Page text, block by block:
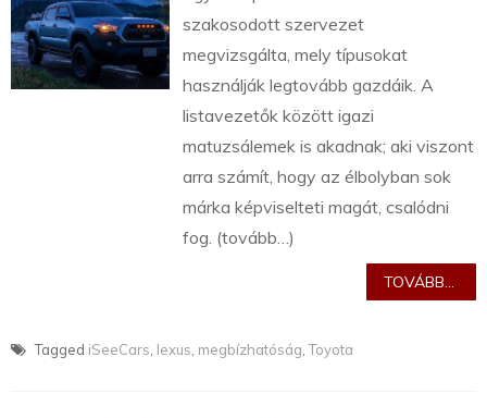
szakosodott szervezet
megvizsgálta, mely típusokat
használják legtovább gazdáik. A
listavezetők között igazi
matuzsálemek is akadnak; aki viszont
arra számít, hogy az élbolyban sok
márka képviselteti magát, csalódni
fog. (tovább…)
TOVÁBB...
Tagged iSeeCars lexus megbízhatóság ,Toyota